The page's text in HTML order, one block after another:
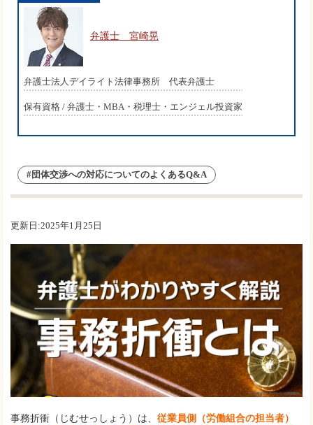
弁護士 宮崎晃
弁護士法人デイライト法律事務所 代表弁護士
保有資格 / 弁護士・MBA・税理士・エンジェル投資家
#団体交渉への対応についてのよくあるQ&A
更新日:2025年1月25日
事務折衝（じむせっしょう）は、 従業員側（労働組合の担当者）